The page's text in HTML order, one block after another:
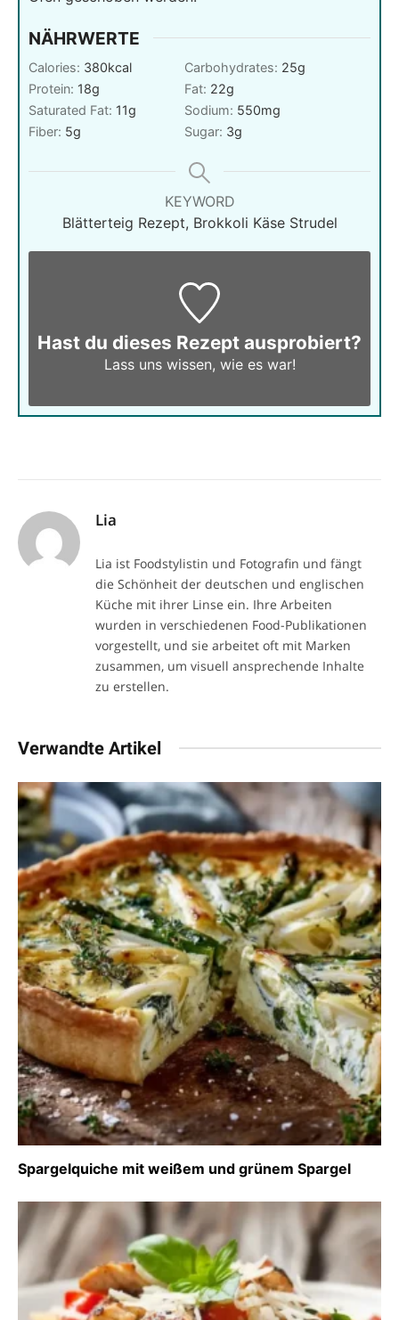
NÄHRWERTE
Calories: 380kcal Carbohydrates: 25g
Protein: 18g Fat: 22g
Saturated Fat: 11g Sodium: 550mg
Fiber: 5g Sugar: 3g
KEYWORD
Blätterteig Rezept, Brokkoli Käse Strudel
Hast du dieses Rezept ausprobiert?
Lass uns wissen, wie es war!
Lia
Lia ist Foodstylistin und Fotografin und fängt
die Schönheit der deutschen und englischen
Küche mit ihrer Linse ein. Ihre Arbeiten
wurden in verschiedenen Food-Publikationen
vorgestellt, und sie arbeitet oft mit Marken
zusammen, um visuell ansprechende Inhalte
zu erstellen.
Verwandte Artikel
Spargelquiche mit weißem und grünem Spargel